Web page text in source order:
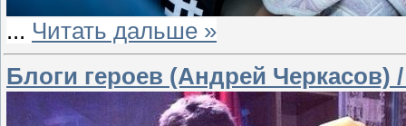
... Читать дальше »
Блоги героев (Андрей Черкасов)